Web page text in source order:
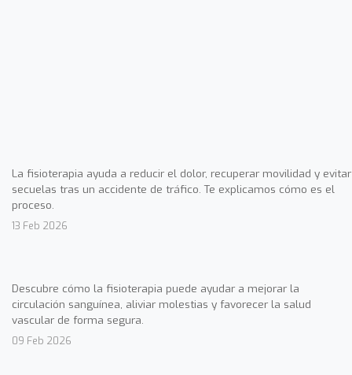
La fisioterapia ayuda a reducir el dolor, recuperar movilidad y evitar
secuelas tras un accidente de tráfico. Te explicamos cómo es el
proceso.
13 Feb 2026
Descubre cómo la fisioterapia puede ayudar a mejorar la
circulación sanguínea, aliviar molestias y favorecer la salud
vascular de forma segura.
09 Feb 2026